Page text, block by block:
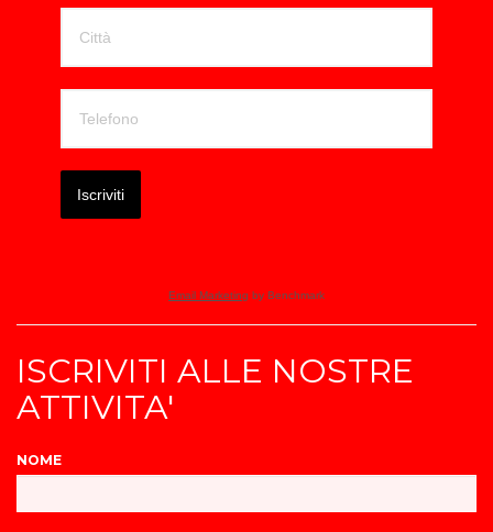
Iscriviti
Email Marketing by Benchmark
ISCRIVITI ALLE NOSTRE
ATTIVITA'
NOME